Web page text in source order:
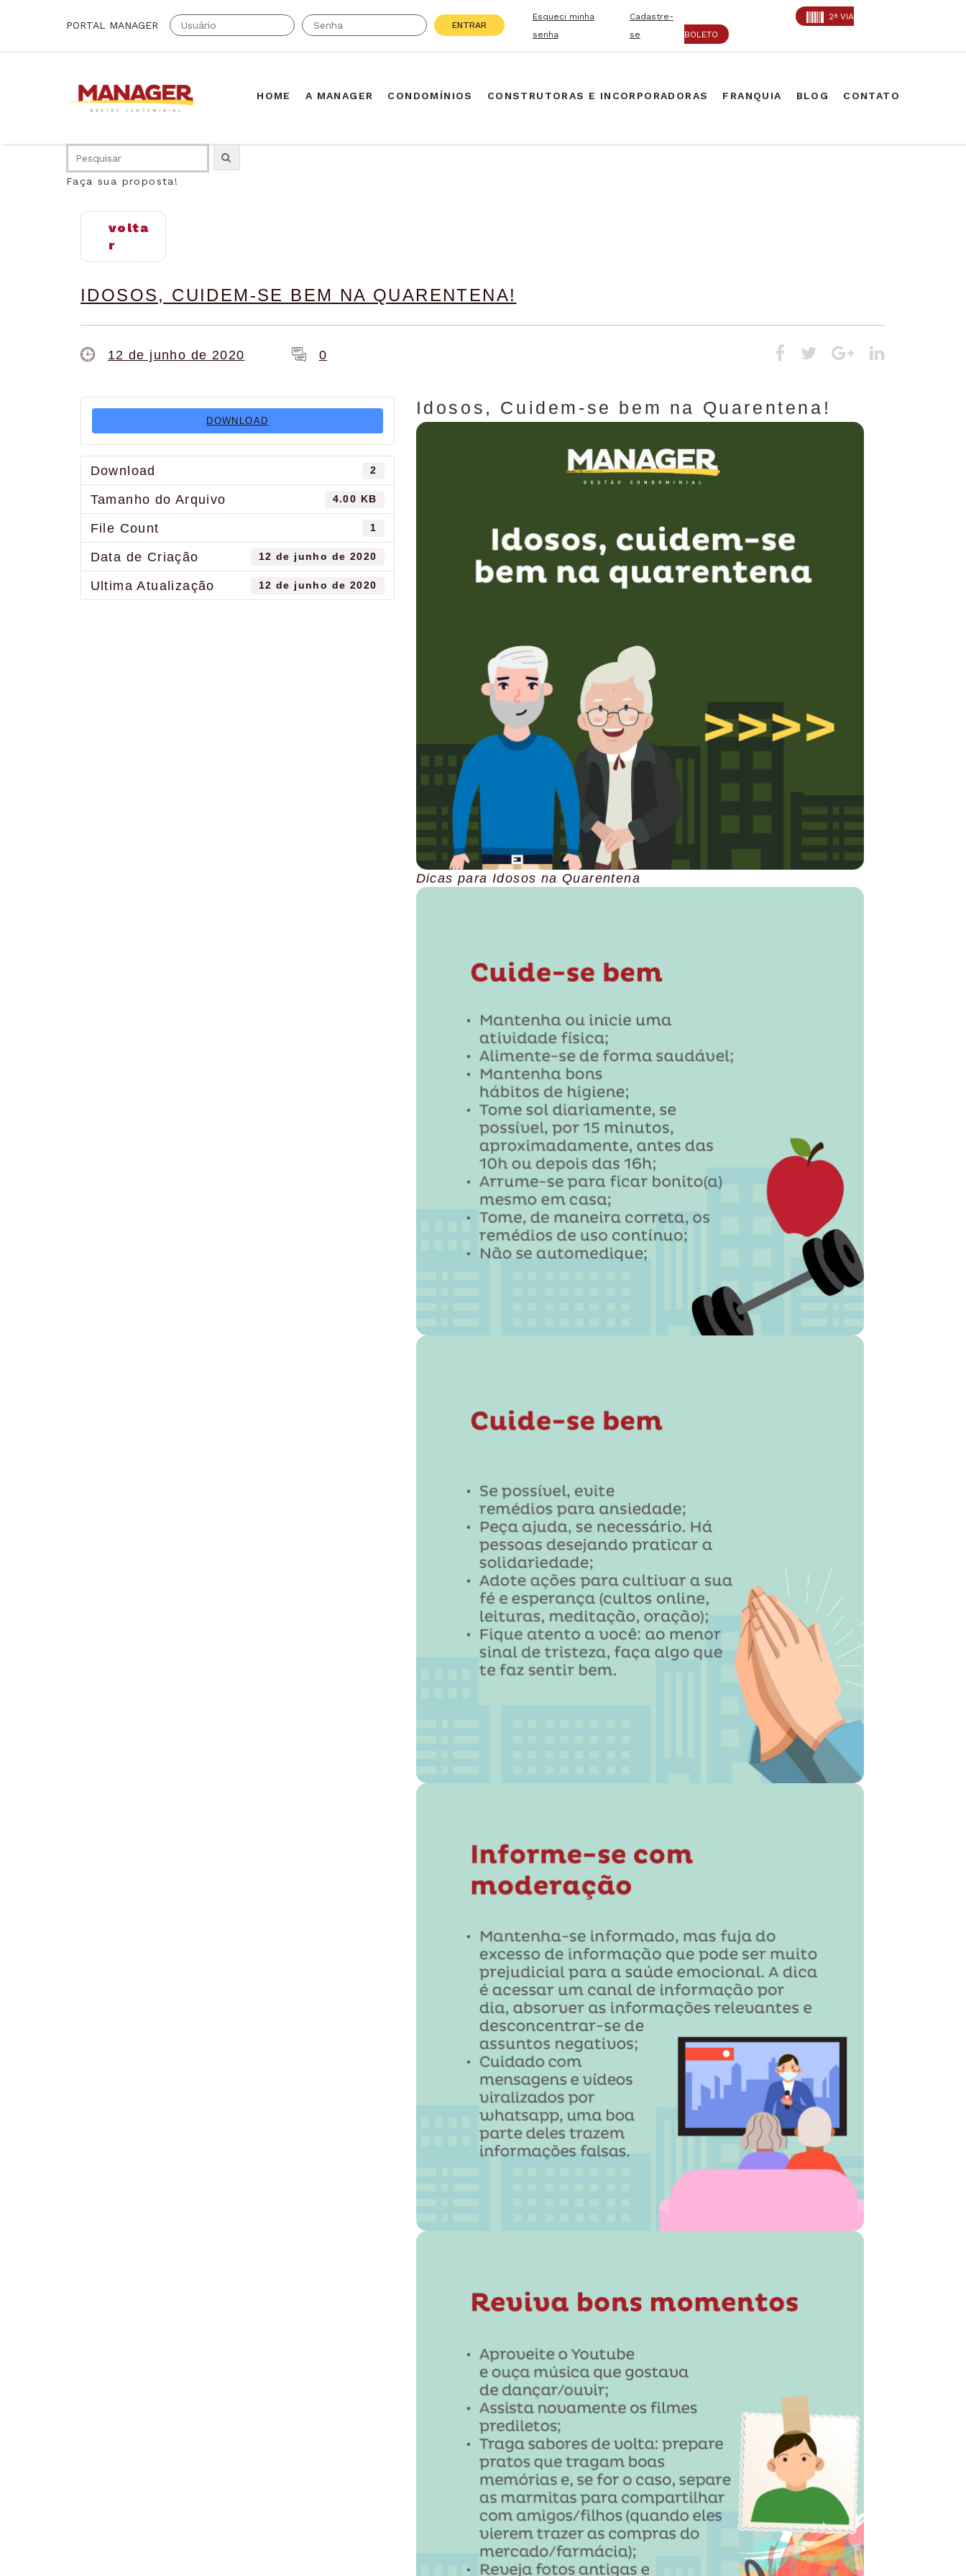
PORTAL MANAGER ENTRAR
Esqueci minha
senha
Cadastre-
se
2ª VIA
BOLETO
HOME A MANAGER CONDOMÍNIOS CONSTRUTORAS E INCORPORADORAS FRANQUIA BLOG CONTATO
Faça sua proposta!
volta
r
IDOSOS, CUIDEM-SE BEM NA QUARENTENA!
12 de junho de 2020 0
DOWNLOAD
Download 2
Tamanho do Arquivo 4.00 KB
File Count 1
Data de Criação 12 de junho de 2020
Ultima Atualização 12 de junho de 2020
Idosos, Cuidem-se bem na Quarentena!
Dicas para Idosos na Quarentena